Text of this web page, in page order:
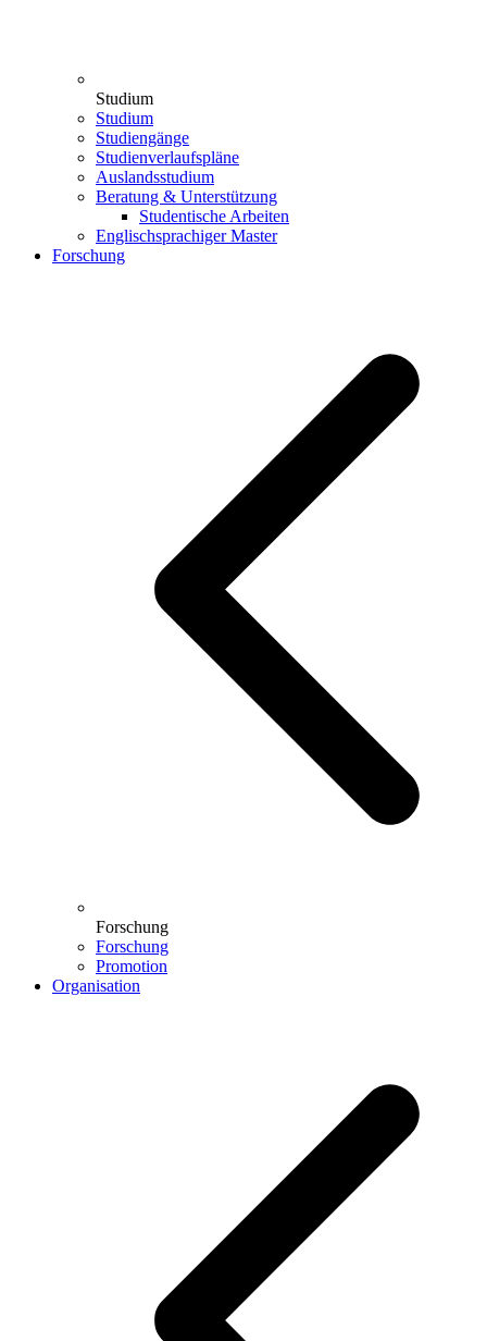
Studium
Studium
Studiengänge
Studienverlaufspläne
Auslandsstudium
Beratung & Unterstützung
Studentische Arbeiten
Englischsprachiger Master
Forschung
Forschung
Forschung
Promotion
Organisation